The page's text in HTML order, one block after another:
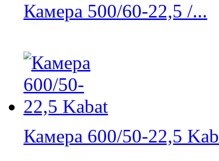
Камера 500/60-22,5 /...
Камера 600/50-22,5